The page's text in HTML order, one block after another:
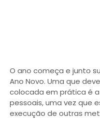
O ano começa e junto
Ano Novo. Uma que
colocada em prática é
pessoais, uma vez que
execução de outras